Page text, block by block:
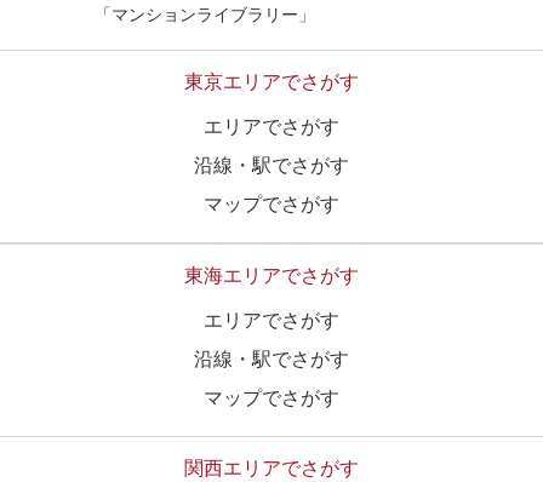
「マンションライブラリー」
東京エリアでさがす
エリアでさがす
沿線・駅でさがす
マップでさがす
東海エリアでさがす
エリアでさがす
沿線・駅でさがす
マップでさがす
関西エリアでさがす